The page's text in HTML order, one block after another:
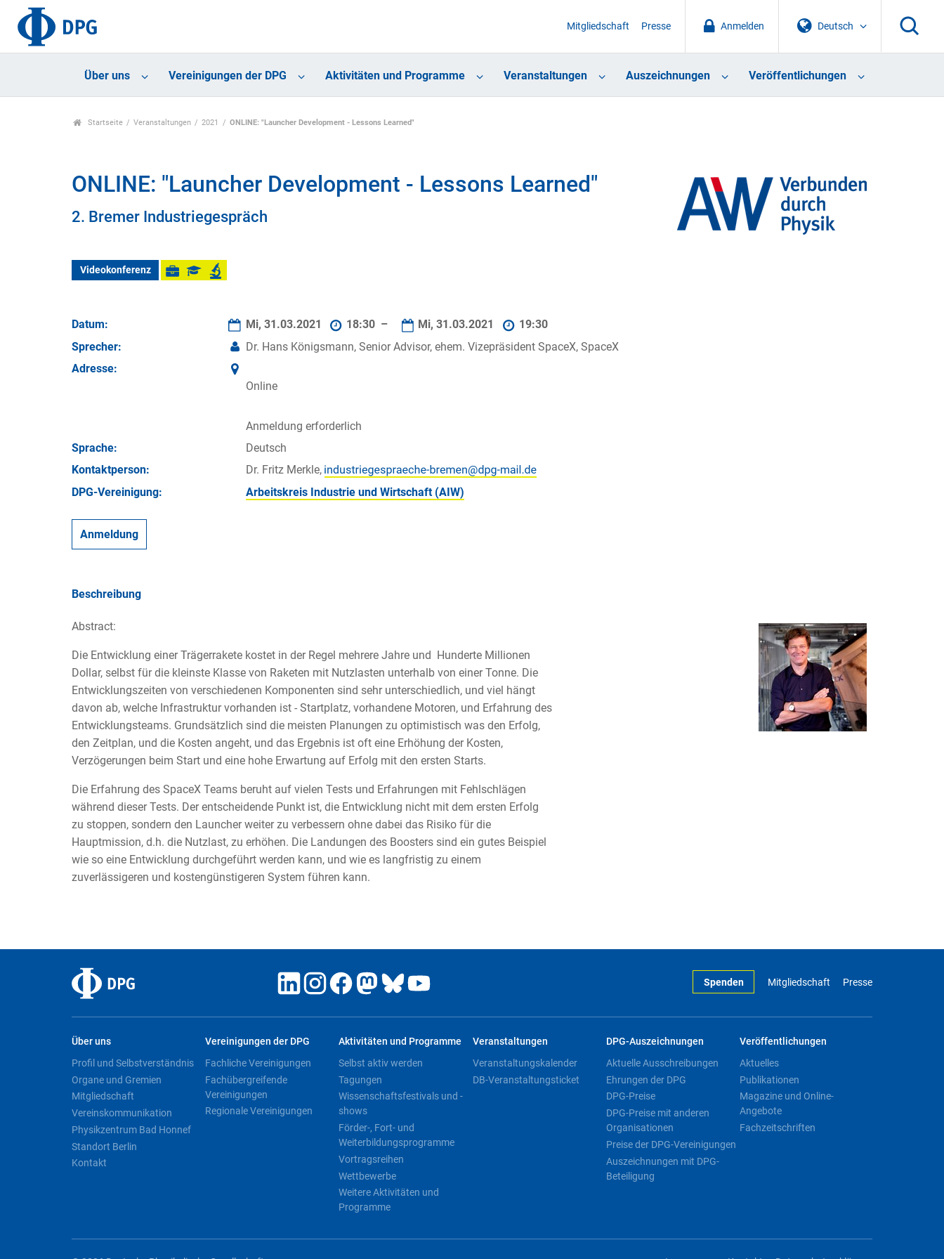
Deutsch
Anmelden
Mitgliedschaft Presse
Über uns Vereinigungen der DPG Aktivitäten und Programme Veranstaltungen Auszeichnungen Veröffentlichungen
Startseite Veranstaltungen 2021 ONLINE: "Launcher Development - Lessons Learned"
ONLINE: "Launcher Development - Lessons Learned"
2. Bremer Industriegespräch
Videokonferenz
Datum: Mi, 31.03.2021 18:30 – Mi, 31.03.2021
19:30
Sprecher:
Dr. Hans Königsmann, Senior Advisor, ehem. Vizepräsident SpaceX, SpaceX
Adresse:
Online
Anmeldung erforderlich
Sprache:
Deutsch
Kontakt­person:
Dr. Fritz Merkle,
DPG-Vereinigung:
Arbeitskreis Industrie und Wirtschaft (AIW)
Anmeldung
Beschreibung
Abstract:
Die Entwicklung einer Trägerrakete kostet in der Regel mehrere Jahre und Hunderte Millionen
Dollar, selbst für die kleinste Klasse von Raketen mit Nutzlasten unterhalb von einer Tonne. Die
Entwicklungszeiten von verschiedenen Komponenten sind sehr unterschiedlich, und viel hängt
davon ab, welche Infrastruktur vorhanden ist - Startplatz, vorhandene Motoren, und Erfahrung des
Entwicklungsteams. Grundsätzlich sind die meisten Planungen zu optimistisch was den Erfolg,
den Zeitplan, und die Kosten angeht, und das Ergebnis ist oft eine Erhöhung der Kosten,
Verzögerungen beim Start und eine hohe Erwartung auf Erfolg mit den ersten Starts.
Die Erfahrung des SpaceX Teams beruht auf vielen Tests und Erfahrungen mit Fehlschlägen
während dieser Tests. Der entscheidende Punkt ist, die Entwicklung nicht mit dem ersten Erfolg
zu stoppen, sondern den Launcher weiter zu verbessern ohne dabei das Risiko für die
Hauptmission, d.h. die Nutzlast, zu erhöhen. Die Landungen des Boosters sind ein gutes Beispiel
wie so eine Entwicklung durchgeführt werden kann, und wie es langfristig zu einem
zuverlässigeren und kostengünstigeren System führen kann.
Spenden Mitgliedschaft Presse
Über uns
Profil und Selbstverständnis
Organe und Gremien
Mitgliedschaft
Vereinskommunikation
Physikzentrum Bad Honnef
Standort Berlin
Kontakt
Vereinigungen der DPG
Fachliche Vereinigungen
Fachübergreifende
Vereinigungen
Regionale Vereinigungen
Aktivitäten und Programme
Selbst aktiv werden
Tagungen
Wissenschaftsfestivals und -
shows
Förder-, Fort- und
Weiterbildungsprogramme
Vortragsreihen
Wettbewerbe
Weitere Aktivitäten und
Programme
Veranstaltungen
Veranstaltungskalender
DB-Veranstaltungsticket
DPG-Auszeichnungen
Aktuelle Ausschreibungen
Ehrungen der DPG
DPG-Preise
DPG-Preise mit anderen
Organisationen
Preise der DPG-Vereinigungen
Auszeichnungen mit DPG-
Beteiligung
Veröffentlichungen
Aktuelles
Publikationen
Magazine und Online-
Angebote
Fachzeitschriften